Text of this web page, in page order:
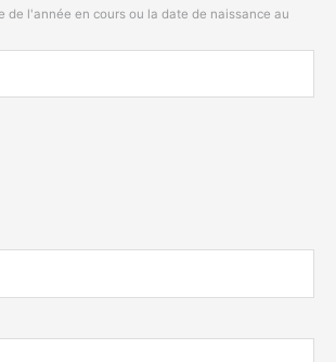
de l'année en cours ou la date de naissance au